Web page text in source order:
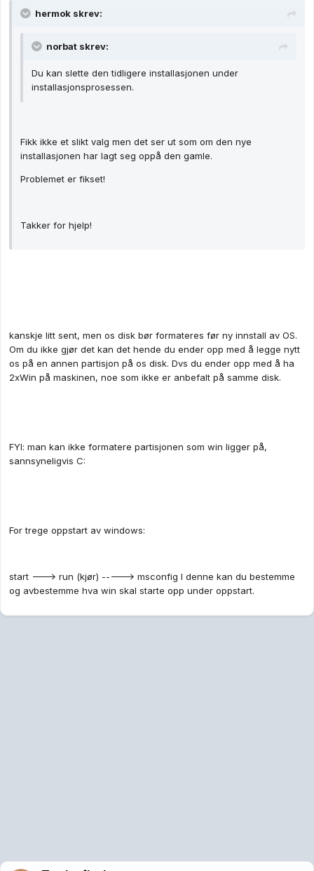
hermok skrev:
norbat skrev:
Du kan slette den tidligere installasjonen under
installasjonsprosessen.
Fikk ikke et slikt valg men det ser ut som om den nye
installasjonen har lagt seg oppå den gamle.
Problemet er fikset!
Takker for hjelp!
kanskje litt sent, men os disk bør formateres før ny innstall av OS.
Om du ikke gjør det kan det hende du ender opp med å legge nytt
os på en annen partisjon på os disk. Dvs du ender opp med å ha
2xWin på maskinen, noe som ikke er anbefalt på samme disk.
FYI: man kan ikke formatere partisjonen som win ligger på,
sannsyneligvis C:
For trege oppstart av windows:
start ---> run (kjør) -----> msconfig I denne kan du bestemme
og avbestemme hva win skal starte opp under oppstart.